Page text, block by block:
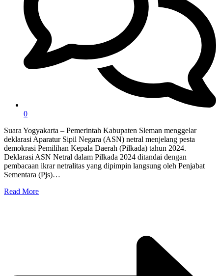
0
Suara Yogyakarta – Pemerintah Kabupaten Sleman menggelar
deklarasi Aparatur Sipil Negara (ASN) netral menjelang pesta
demokrasi Pemilihan Kepala Daerah (Pilkada) tahun 2024.
Deklarasi ASN Netral dalam Pilkada 2024 ditandai dengan
pembacaan ikrar netralitas yang dipimpin langsung oleh Penjabat
Sementara (Pjs)…
Read More